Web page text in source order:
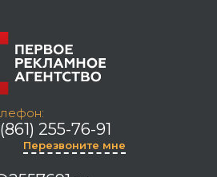
255-76-91
Перезвоните мне